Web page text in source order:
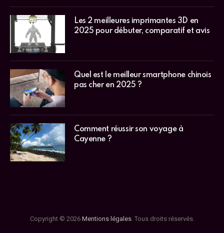
Les 2 meilleures imprimantes 3D en
2025 pour débuter, comparatif et avis
Quel est le meilleur smartphone chinois
pas cher en 2025 ?
Comment réussir son voyage à
Cayenne ?
Copyright © 2026 Mentions légales. Tous droits réservés.